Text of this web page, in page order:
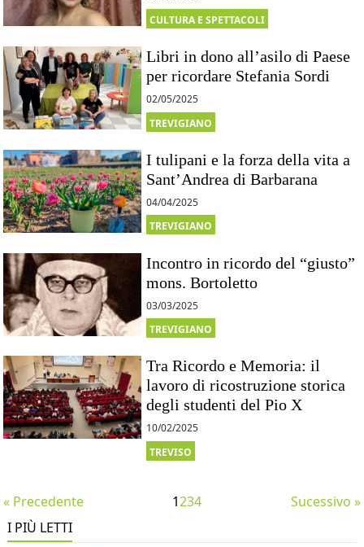
CULTURA E SPETTACOLI
Libri in dono all’asilo di Paese
per ricordare Stefania Sordi
02/05/2025
TREVIGIANO
I tulipani e la forza della vita a
Sant’Andrea di Barbarana
04/04/2025
TREVIGIANO
Incontro in ricordo del “giusto”
mons. Bortoletto
03/03/2025
TREVIGIANO
Tra Ricordo e Memoria: il
lavoro di ricostruzione storica
degli studenti del Pio X
10/02/2025
TREVISO
« Precedente 1234
Sucessivo »
I PIÙ LETTI